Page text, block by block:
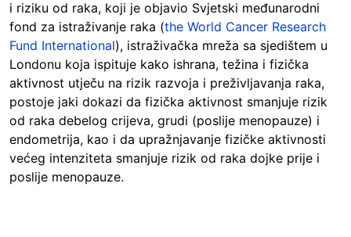
i riziku od raka, koji je objavio Svjetski međunarodni
fond za istraživanje raka (the World Cancer Research
Fund International), istraživačka mreža sa sjedištem u
Londonu koja ispituje kako ishrana, težina i fizička
aktivnost utječu na rizik razvoja i preživljavanja raka,
postoje jaki dokazi da fizička aktivnost smanjuje rizik
od raka debelog crijeva, grudi (poslije menopauze) i
endometrija, kao i da upražnjavanje fizičke aktivnosti
većeg intenziteta smanjuje rizik od raka dojke prije i
poslije menopauze.